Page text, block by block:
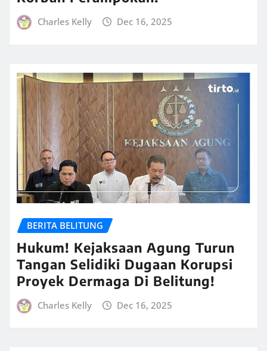
Charles Kelly Dec 16, 2025
BERITA BELITUNG
Hukum! Kejaksaan Agung Turun
Tangan Selidiki Dugaan Korupsi
Proyek Dermaga Di Belitung!
Charles Kelly Dec 16, 2025